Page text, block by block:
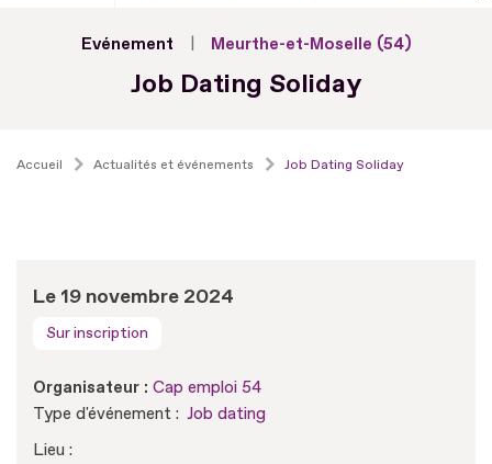
Evénement Meurthe-et-Moselle (54)
Job Dating Soliday
Accueil Actualités et événements Job Dating Soliday
Le 19 novembre 2024
Sur inscription
Organisateur : Cap emploi 54
Type d'événement : Job dating
Lieu :